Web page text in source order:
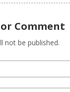
Comment
not be published.